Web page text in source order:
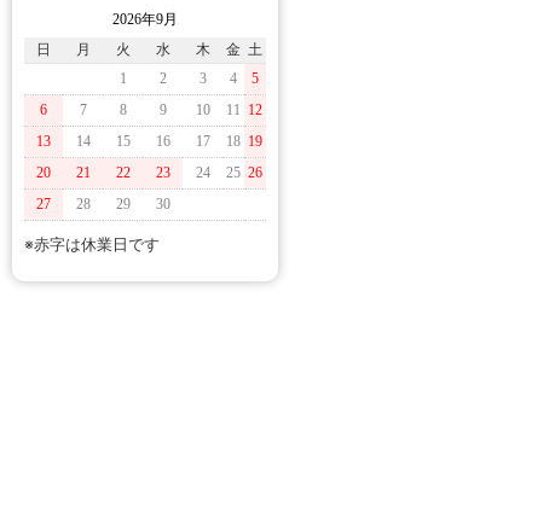
2026年9月
日
月 火 水 木 金 土
1
2 3 4
5
6
7 8 9 10 11 12
13
14 15 16 17 18 19
20
21 22 23 24 25 26
27
28 29 30
※赤字は休業日です